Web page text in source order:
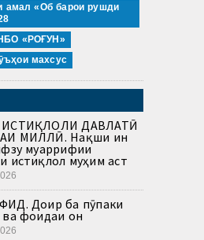
амал «Об барои рушди
«РОҒУН»
махсус
ИСТИҚЛОЛИ ДАВЛАТӢ
МИЛЛӢ. Нақши ин
муаррифии
истиқлол муҳим аст
Доир ба пӯпаки
ва фоидаи он